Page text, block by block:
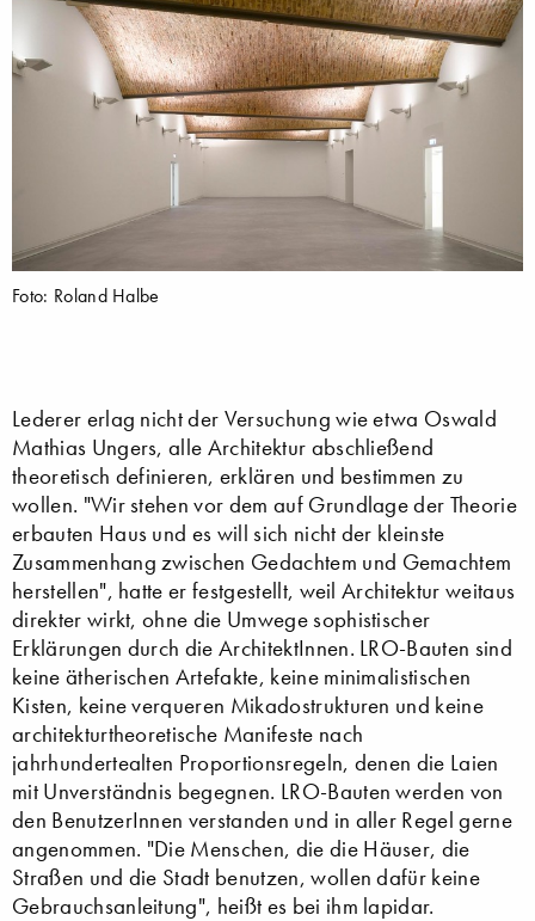
Foto: Roland Halbe
Lederer erlag nicht der Versuchung wie etwa Oswald
Mathias Ungers, alle Architektur abschließend
theoretisch definieren, erklären und bestimmen zu
wollen. "Wir stehen vor dem auf Grundlage der Theorie
erbauten Haus und es will sich nicht der kleinste
Zusammenhang zwischen Gedachtem und Gemachtem
herstellen", hatte er festgestellt, weil Architektur weitaus
direkter wirkt, ohne die Umwege sophistischer
Erklärungen durch die ArchitektInnen. LRO-Bauten sind
keine ätherischen Artefakte, keine minimalistischen
Kisten, keine verqueren Mikadostrukturen und keine
architekturtheoretische Manifeste nach
jahrhundertealten Proportionsregeln, denen die Laien
mit Unverständnis begegnen. LRO-Bauten werden von
den BenutzerInnen verstanden und in aller Regel gerne
angenommen. "Die Menschen, die die Häuser, die
Straßen und die Stadt benutzen, wollen dafür keine
Gebrauchsanleitung", heißt es bei ihm lapidar.